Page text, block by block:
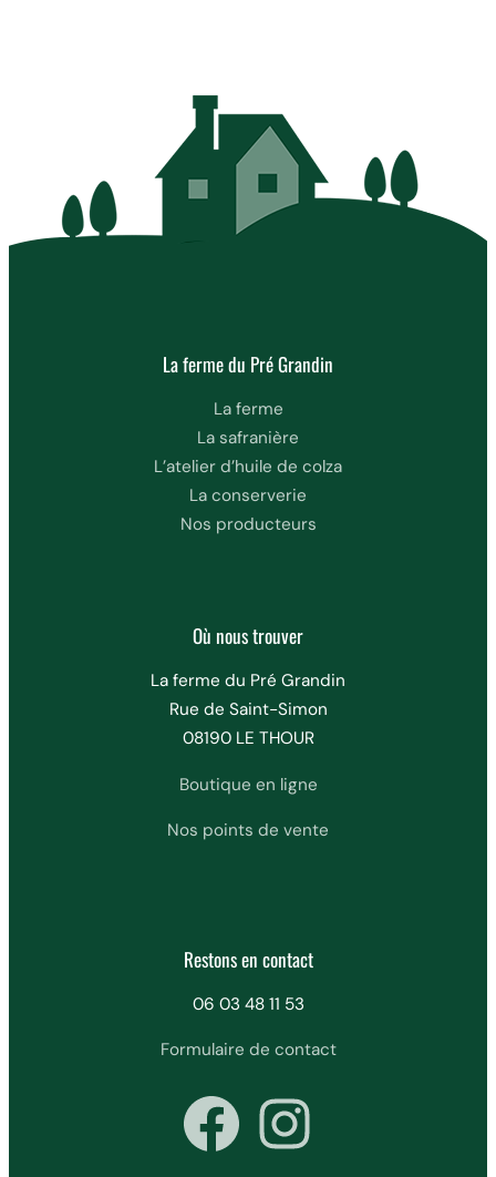
La ferme du Pré Grandin
La ferme
La safranière
L’atelier d’huile de colza
La conserverie
Nos producteurs
Où nous trouver
La ferme du Pré Grandin
Rue de Saint-Simon
08190 LE THOUR
Boutique en ligne
Nos points de vente
Restons en contact
06 03 48 11 53
Formulaire de contact